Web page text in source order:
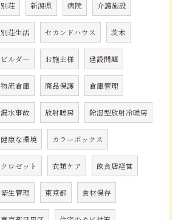
別荘 新潟県 病院 介護施設
別荘生活 セカンドハウス 茨木
ビルダー お施主様 建設問題
物流倉庫 商品保護 倉庫管理
漏水事故 放射暖房 除湿型放射冷暖房
健康な環境 カラーボックス
クロゼット 衣類ケア 飲食店経営
衛生管理 東京都 食材保存